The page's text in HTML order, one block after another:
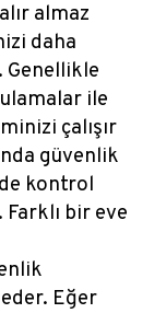
almaz
daha
ile
çalışır
güvenlik
kontrol
bir eve
Eğer